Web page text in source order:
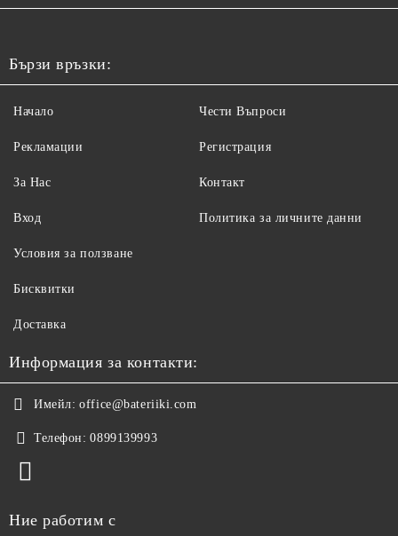
Бързи връзки:
Начало
Рекламации
За Нас
Вход
Чести Въпроси
Регистрация
Контакт
Политика за личните данни
Условия за ползване
Бисквитки
Доставка
Информация за контакти:
Имейл: office@bateriiki.com
Телефон: 0899139993
Ние работим с